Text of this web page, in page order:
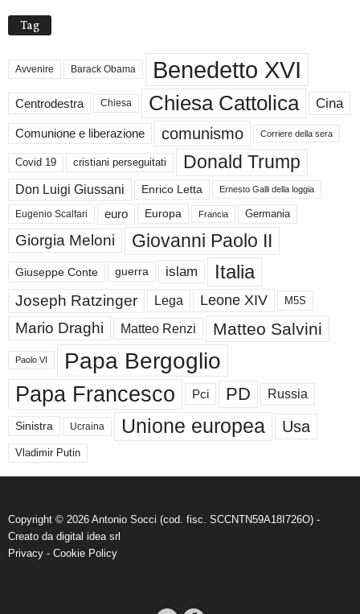
Tag
Avvenire Barack Obama Benedetto XVI
Centrodestra Chiesa Chiesa Cattolica Cina
Comunione e liberazione comunismo Corriere della sera
Covid 19 cristiani perseguitati Donald Trump
Don Luigi Giussani Enrico Letta Ernesto Galli della loggia
Eugenio Scalfari euro Europa Francia Germania
Giorgia Meloni Giovanni Paolo II
Giuseppe Conte guerra islam Italia
Joseph Ratzinger Lega Leone XIV M5S
Mario Draghi Matteo Renzi Matteo Salvini
Paolo VI Papa Bergoglio
Papa Francesco Pci PD Russia
Sinistra Ucraina Unione europea Usa
Vladimir Putin
Copyright © 2026 Antonio Socci (cod. fisc. SCCNTN59A18I726O) -
Creato da digital idea srl
Privacy - Cookie Policy